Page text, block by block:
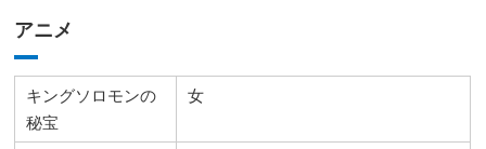
アニメ
キングソロモンの
秘宝
女